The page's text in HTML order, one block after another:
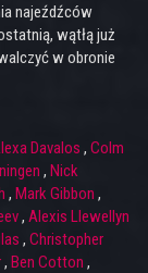
najeźdźców
wątłą już
w obronie
Davalos , Colm
, Nick
, Mark Gibbon ,
, Alexis Llewellyn
, Christopher
, Ben Cotton ,